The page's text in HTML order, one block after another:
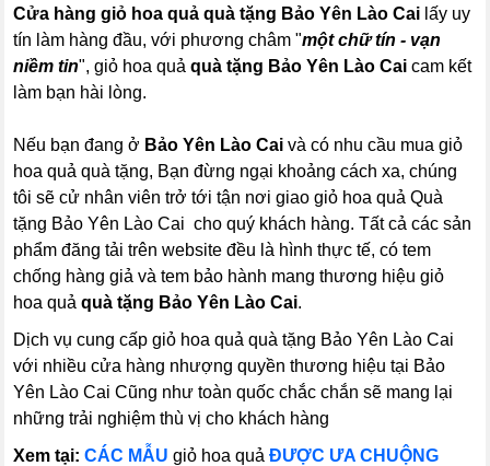
Cửa hàng giỏ hoa quả quà tặng Bảo Yên Lào Cai lấy uy
tín làm hàng đầu, với phương châm "một chữ tín - vạn
niềm tin", giỏ hoa quả quà tặng Bảo Yên Lào Cai cam kết
làm bạn hài lòng.
Nếu bạn đang ở Bảo Yên Lào Cai và có nhu cầu mua giỏ
hoa quả quà tặng, Bạn đừng ngại khoảng cách xa, chúng
tôi sẽ cử nhân viên trở tới tận nơi giao giỏ hoa quả Quà
tặng Bảo Yên Lào Cai cho quý khách hàng. Tất cả các sản
phẩm đăng tải trên website đều là hình thực tế, có tem
chống hàng giả và tem bảo hành mang thương hiệu giỏ
hoa quả quà tặng Bảo Yên Lào Cai.
Dịch vụ cung cấp giỏ hoa quả quà tặng Bảo Yên Lào Cai
với nhiều cửa hàng nhượng quyền thương hiệu tại Bảo
Yên Lào Cai Cũng như toàn quốc chắc chắn sẽ mang lại
những trải nghiệm thù vị cho khách hàng
Xem tại:CÁC MẪUgiỏ hoa quả ĐƯỢC ƯA CHUỘNG